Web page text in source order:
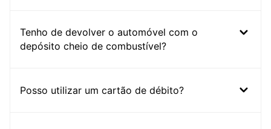
Tenho de devolver o automóvel com o
depósito cheio de combustível?
Posso utilizar um cartão de débito?